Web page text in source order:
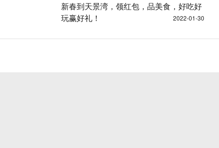
新春到天景湾，领红包，品美食，好吃好
玩赢好礼！
2022-01-30